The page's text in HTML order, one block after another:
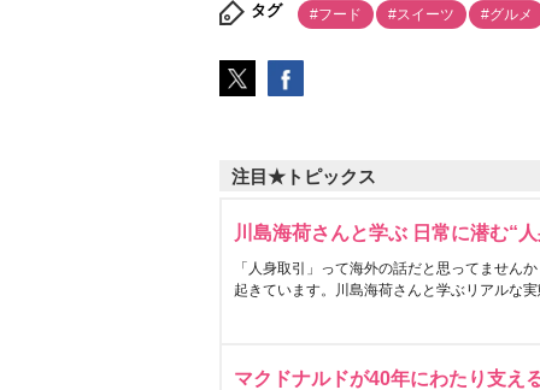
タグ #フード #スイーツ #グルメ
注目★トピックス
川島海荷さんと学ぶ 日常に潜む“
「人身取引」って海外の話だと思ってません
起きています。川島海荷さんと学ぶリアルな
マクドナルドが40年にわたり支え